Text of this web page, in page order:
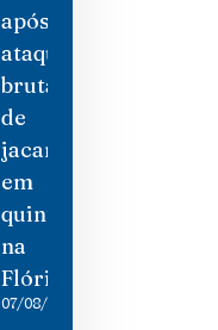
após
ataque
brutal
de
jacaré
em
quintal
na
Flórida
07/08/2026